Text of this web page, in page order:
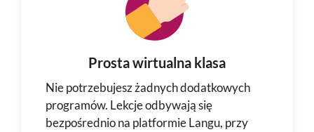
Prosta wirtualna klasa
Nie potrzebujesz żadnych dodatkowych
programów. Lekcje odbywają się
bezpośrednio na platformie Langu, przy